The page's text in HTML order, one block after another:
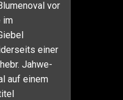
vor
im
einer
Jahwe-
auf einem